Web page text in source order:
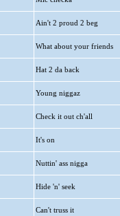
Ain't 2 proud 2 beg
What about your friends
Hat 2 da back
Young niggaz
Check it out ch'all
It's on
Nuttin' ass nigga
Hide 'n' seek
Can't truss it